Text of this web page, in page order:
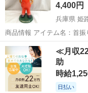
4,400円
兵庫県 姫
商品情報 アイテム名：首
じや） 状…
兵庫 姫路市 イン
≪月収
助
時給
日払い